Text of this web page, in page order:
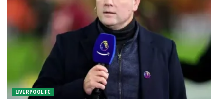
LIVERPOOL FC